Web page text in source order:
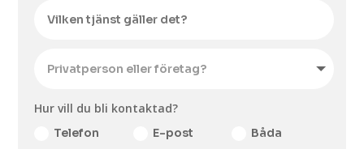
Hur vill du bli kontaktad?
Telefon E-post Båda